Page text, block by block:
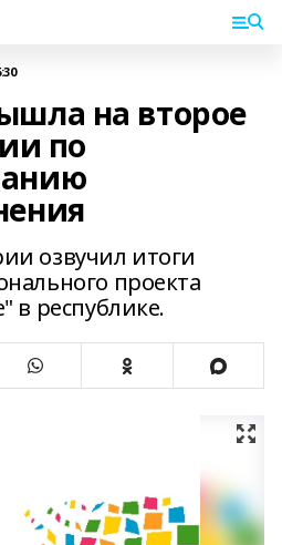
на второе
по
озвучил итоги
проекта
в республике.